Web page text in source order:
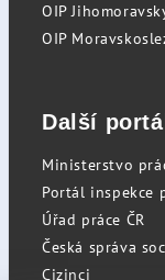
OIP
OIP
Další
Ministerstvo
Portál inspekce
Úřad práce ČR
Česká správa
Cizinci